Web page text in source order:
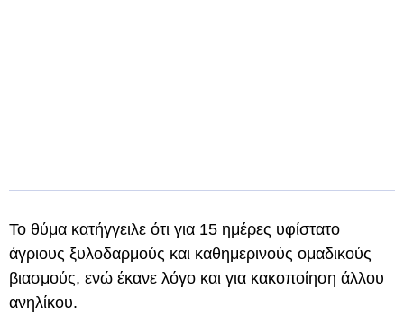
Το θύμα κατήγγειλε ότι για 15 ημέρες υφίστατο
άγριους ξυλοδαρμούς και καθημερινούς ομαδικούς
βιασμούς, ενώ έκανε λόγο και για κακοποίηση άλλου
ανηλίκου.